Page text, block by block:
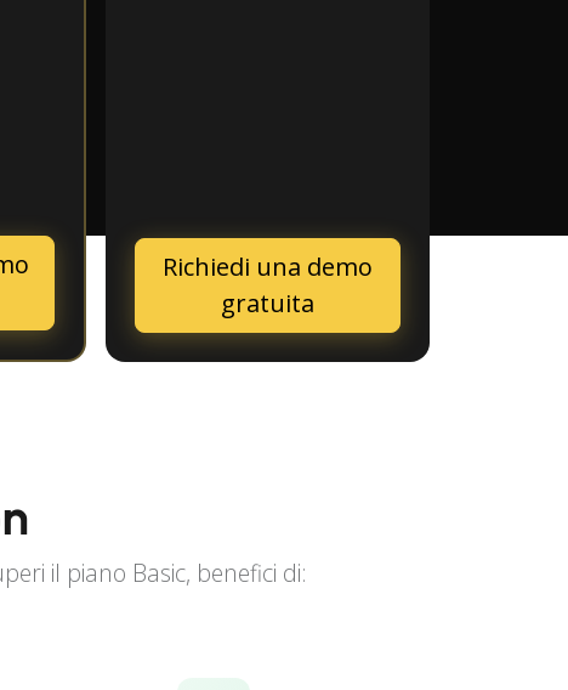
Richiedi una demo
gratuita
il piano Basic, benefici di: